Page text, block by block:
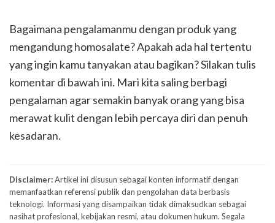
Bagaimana pengalamanmu dengan produk yang
mengandung homosalate? Apakah ada hal tertentu
yang ingin kamu tanyakan atau bagikan? Silakan tulis
komentar di bawah ini. Mari kita saling berbagi
pengalaman agar semakin banyak orang yang bisa
merawat kulit dengan lebih percaya diri dan penuh
kesadaran.
Disclaimer:Artikel ini disusun sebagai konten informatif dengan
memanfaatkan referensi publik dan pengolahan data berbasis
teknologi. Informasi yang disampaikan tidak dimaksudkan sebagai
nasihat profesional, kebijakan resmi, atau dokumen hukum. Segala